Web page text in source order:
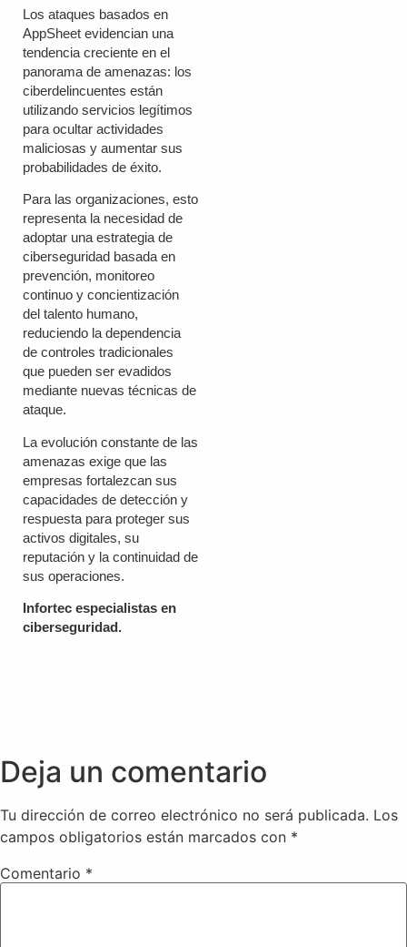
Los ataques basados en
AppSheet evidencian una
tendencia creciente en el
panorama de amenazas: los
ciberdelincuentes están
utilizando servicios legítimos
para ocultar actividades
maliciosas y aumentar sus
probabilidades de éxito.
Para las organizaciones, esto
representa la necesidad de
adoptar una estrategia de
ciberseguridad basada en
prevención, monitoreo
continuo y concientización
del talento humano,
reduciendo la dependencia
de controles tradicionales
que pueden ser evadidos
mediante nuevas técnicas de
ataque.
La evolución constante de las
amenazas exige que las
empresas fortalezcan sus
capacidades de detección y
respuesta para proteger sus
activos digitales, su
reputación y la continuidad de
sus operaciones.
Infortec especialistas en
ciberseguridad.
Deja un comentario
Tu dirección de correo electrónico no será publicada. Los
campos obligatorios están marcados con *
Comentario *